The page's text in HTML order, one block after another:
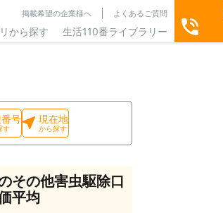
掲載希望の企業様へ よくあるご質問
から探す 生活110番ライブラリー
号
す
現在地
から探す
その他害虫駆除口
平均